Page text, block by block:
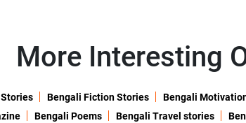
More Interesting
Bengali Fiction Stories Bengali
Bengali Poems Bengali Travel stories